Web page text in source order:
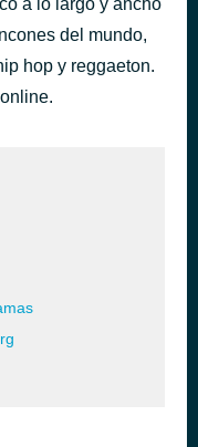
a lo largo y ancho
del mundo,
hop y reggaeton.